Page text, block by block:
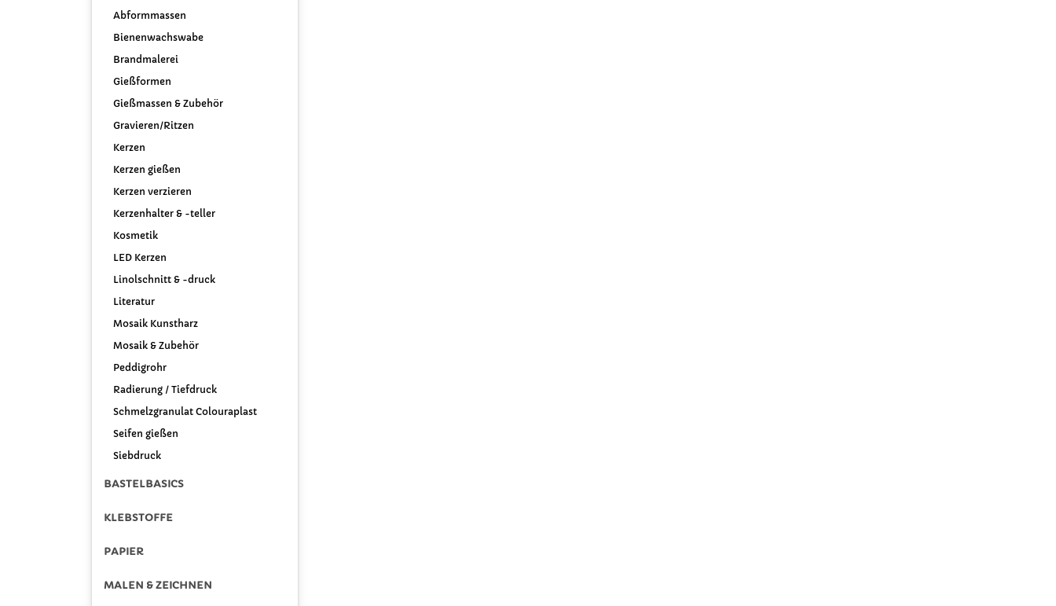
Abformmassen
Bienenwachswabe
Brandmalerei
Gießformen
Gießmassen & Zubehör
Gravieren/Ritzen
Kerzen
Kerzen gießen
Kerzen verzieren
Kerzenhalter & -teller
Kosmetik
LED Kerzen
Linolschnitt & -druck
Literatur
Mosaik Kunstharz
Mosaik & Zubehör
Peddigrohr
Radierung / Tiefdruck
Schmelzgranulat Colouraplast
Seifen gießen
Siebdruck
BASTELBASICS
KLEBSTOFFE
PAPIER
MALEN & ZEICHNEN